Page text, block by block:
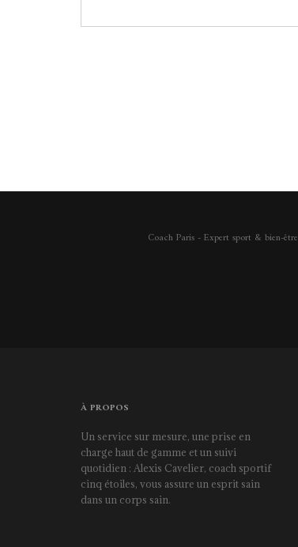
Coach Paris - Expert sport & bien-être
À PROPOS
Un service sur mesure, une prise en
charge haut de gamme et un suivi
quotidien : Alexis Cavelier, coach sportif
cinq étoiles, vous assure un esprit sain
dans un corps sain.